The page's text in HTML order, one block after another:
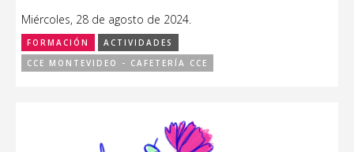
Miércoles, 28 de agosto de 2024.
FORMACIÓN
ACTIVIDADES
CCE MONTEVIDEO - CAFETERÍA CCE